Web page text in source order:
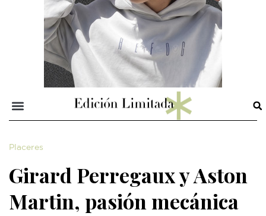
Placeres
Girard Perregaux y Aston
Martin, pasión mecánica